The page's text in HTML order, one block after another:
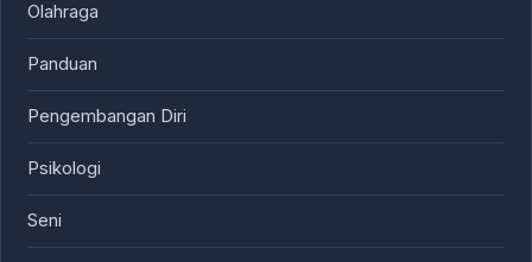
Olahraga
Panduan
Pengembangan Diri
Psikologi
Seni